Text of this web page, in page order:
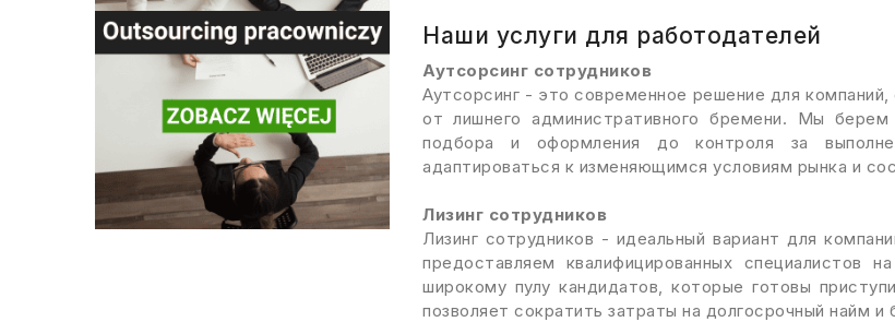
Наши услуги для работодателей
Аутсорсинг сотрудников
Аутсорсинг - это современное решение для
от лишнего административного бремени. Мы
подбора и оформления до контроля за
адаптироваться к изменяющимся условиям рынка и
Лизинг сотрудников
Лизинг сотрудников - идеальный вариант для
предоставляем квалифицированных специалистов
широкому пулу кандидатов, которые готовы
позволяет сократить затраты на долгосрочный найм